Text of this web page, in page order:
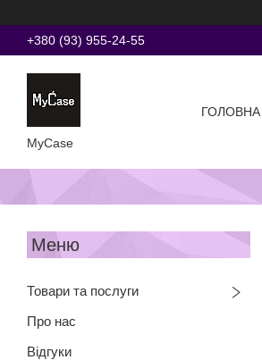
+380 (93) 955-24-55
MyCase
ГОЛОВНА
Товари та послуги
Про нас
Відгуки